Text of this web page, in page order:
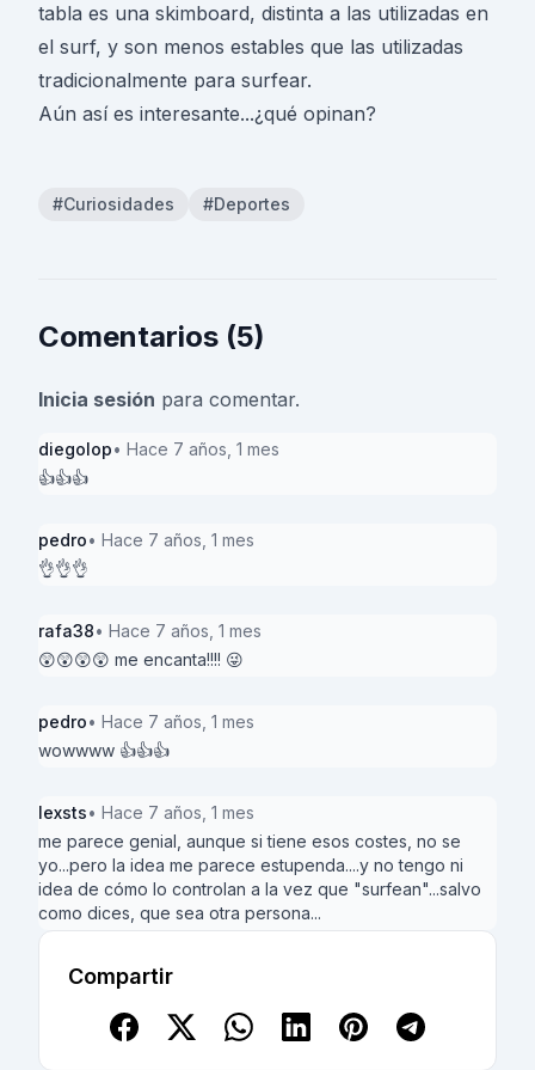
tabla es una skimboard, distinta a las utilizadas en
el surf, y son menos estables que las utilizadas
tradicionalmente para surfear.
Aún así es interesante...¿qué opinan?
#Curiosidades #Deportes
Comentarios (5)
Inicia sesión para comentar.
diegolop• Hace 7 años, 1 mes
👍👍👍
pedro• Hace 7 años, 1 mes
👌👌👌
rafa38• Hace 7 años, 1 mes
😲😲😲😲 me encanta!!!! 😜
pedro• Hace 7 años, 1 mes
wowwww 👍👍👍
lexsts• Hace 7 años, 1 mes
me parece genial, aunque si tiene esos costes, no se
yo...pero la idea me parece estupenda....y no tengo ni
idea de cómo lo controlan a la vez que "surfean"...salvo
como dices, que sea otra persona...
Compartir